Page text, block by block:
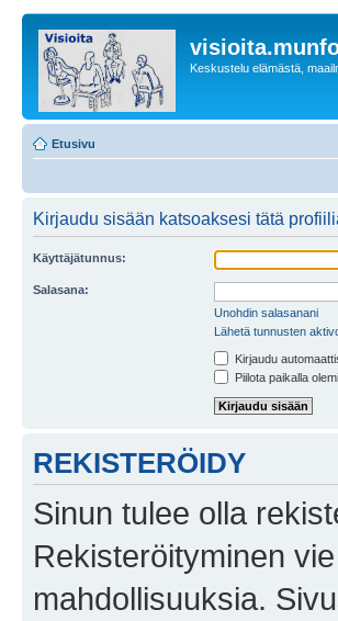
Keskustelu elämästä,
Etusivu
Kirjaudu sisään katsoaksesi tätä
Käyttäjätunnus:
Salasana:
Unohdin salasanani
Lähetä tunnusten
Kirjaudu
Piilota paikalla
REKISTERÖIDY
Sinun tulee olla
Rekisteröityminen
mahdollisuuksia.